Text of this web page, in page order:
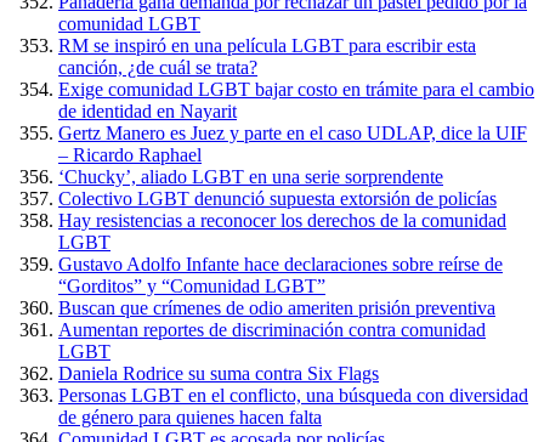
comunidad LGBT
RM se inspiró en una película LGBT para escribir esta
canción, ¿de cuál se trata?
Exige comunidad LGBT bajar costo en trámite para el cambio
de identidad en Nayarit
Gertz Manero es Juez y parte en el caso UDLAP, dice la UIF
– Ricardo Raphael
‘Chucky’, aliado LGBT en una serie sorprendente
Colectivo LGBT denunció supuesta extorsión de policías
Hay resistencias a reconocer los derechos de la comunidad
LGBT
Gustavo Adolfo Infante hace declaraciones sobre reírse de
“Gorditos” y “Comunidad LGBT”
Buscan que crímenes de odio ameriten prisión preventiva
Aumentan reportes de discriminación contra comunidad
LGBT
Daniela Rodrice su suma contra Six Flags
Personas LGBT en el conflicto, una búsqueda con diversidad
de género para quienes hacen falta